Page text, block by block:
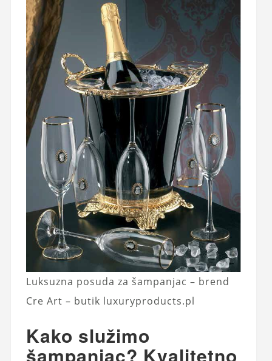
Luksuzna posuda za šampanjac – brend
Cre Art – butik luxuryproducts.pl
Kako služimo
šampanjac? Kvalitetno